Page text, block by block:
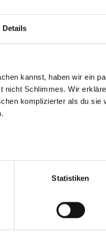
Details
kannst, haben wir ein
Schlimmes. Wir
komplizierter als du
(„Notwendig“),
die Zugriffe auf
Website an unsere
personalisieren („Social
Daten zusammen, die
Statistiken
- Startjahr 2027